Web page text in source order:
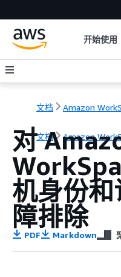
开始使用
文档 Amazon
文档 Amazon
对
机身份
障排除
PDF Markdown